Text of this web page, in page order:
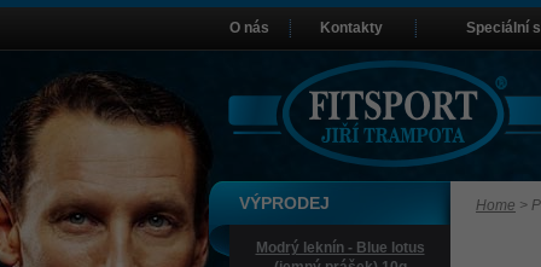
Home >
VÝPRODEJ
Modrý leknín - Blue lotus
O nás Kontakty Speciální